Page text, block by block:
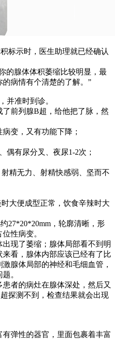
标示时，医生助理就已经确认
的腺体体积萎缩比较明显，最
病情有个清楚的了解。”
并准时到诊。
前列腺B超，给他把了脉，然
变，又有功能下降；
偶有尿分叉、夜尿1-2次；
精无力、射精快感弱、坚而不
大便成型正常，饮食辛辣时大
27*20*20mm，轮廓清晰，形
性病变。
现了萎缩；腺体局部看不到明
看，腺体内部应该已经有了比
腺体局部的神经和毛细血管，
。
者的病灶在腺体深处，然后又
探测不到，检查结果就会出现
弹性的器官，里面包裹着丰富